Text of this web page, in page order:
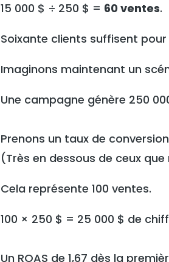
15 000 $ ÷ 250 $ = 60 ventes.
Soixante clients suffisent
Imaginons maintenant un
Une campagne génère 250
Prenons un taux de
(Très en dessous de ceux
Cela représente 100 ventes.
100 × 250 $ = 25 000 $ de
Un ROAS de 1,67 dès la